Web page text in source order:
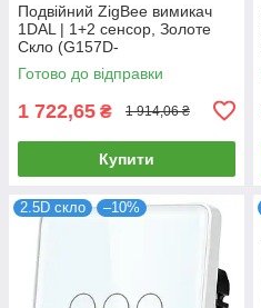
Подвійний ZigBee вимикач
1DAL | 1+2 сенсор, Золоте
Скло (G157D-
SW1G2G.ZB.GD)
Готово до відправки
1 722,65 ₴ 1 914,06 ₴
Купити
2.5D скло –10%